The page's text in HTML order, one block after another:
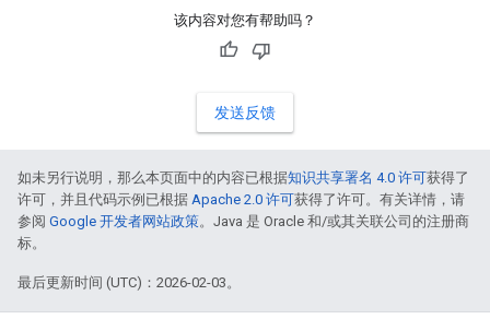
该内容对您有帮助吗？
发送反馈
如未另行说明，那么本页面中的内容已根据知识共享署名 4.0 许可获得了
许可，并且代码示例已根据 Apache 2.0 许可获得了许可。有关详情，请
参阅 Google 开发者网站政策。Java 是 Oracle 和/或其关联公司的注册商
标。
最后更新时间 (UTC)：2026-02-03。